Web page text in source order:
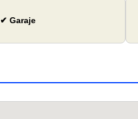
✔ Garaje